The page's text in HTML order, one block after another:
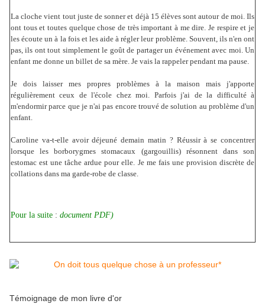
La cloche vient tout juste de sonner et déjà 15 élèves sont autour de moi. Ils
ont tous et toutes quelque chose de très important à me dire. Je respire et je
les écoute un à la fois et les aide à régler leur problème. Souvent, ils n'en ont
pas, ils ont tout simplement le goût de partager un événement avec moi. Un
enfant me donne un billet de sa mère. Je vais la rappeler pendant ma pause.
Je dois laisser mes propres problèmes à la maison mais j'apporte
régulièrement ceux de l'école chez moi. Parfois j'ai de la difficulté à
m'endormir parce que je n'ai pas encore trouvé de solution au problème d'un
enfant.
Caroline va-t-elle avoir déjeuné demain matin ? Réussir à se concentrer
lorsque les borborygmes stomacaux (gargouillis) résonnent dans son
estomac est une tâche ardue pour elle. Je me fais une provision discrète de
collations dans ma garde-robe de classe.
Pour la suite : document PDF)
Témoignage de mon livre d'or